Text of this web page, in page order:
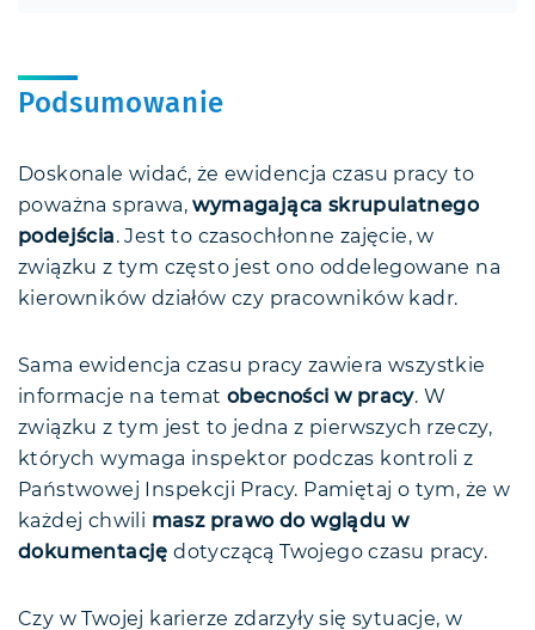
Podsumowanie
Doskonale widać, że ewidencja czasu pracy to
poważna sprawa,wymagająca skrupulatnego
podejścia. Jest to czasochłonne zajęcie, w
związku z tym często jest ono oddelegowane na
kierowników działów czy pracowników kadr.
Sama ewidencja czasu pracy zawiera wszystkie
informacje na temat obecności w pracy. W
związku z tym jest to jedna z pierwszych rzeczy,
których wymaga inspektor podczas kontroli z
Państwowej Inspekcji Pracy. Pamiętaj o tym, że w
każdej chwili masz prawo do wglądu w
dokumentację dotyczącą Twojego czasu pracy.
Czy w Twojej karierze zdarzyły się sytuacje, w